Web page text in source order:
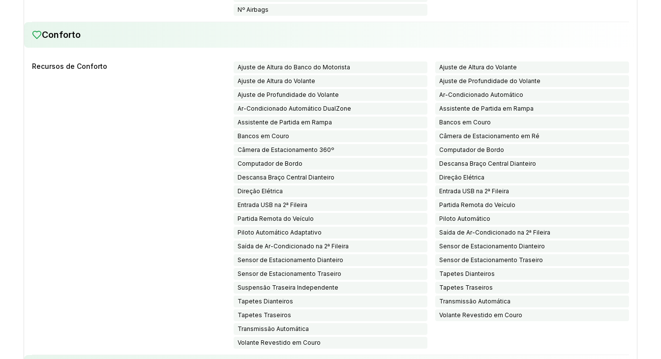
Nº Airbags
Conforto
Recursos de Conforto
Ajuste de Altura do Banco do Motorista
Ajuste de Altura do Volante
Ajuste de Profundidade do Volante
Ar-Condicionado Automático DualZone
Assistente de Partida em Rampa
Bancos em Couro
Câmera de Estacionamento 360º
Computador de Bordo
Descansa Braço Central Dianteiro
Direção Elétrica
Entrada USB na 2ª Fileira
Partida Remota do Veículo
Piloto Automático Adaptativo
Saída de Ar-Condicionado na 2ª Fileira
Sensor de Estacionamento Dianteiro
Sensor de Estacionamento Traseiro
Suspensão Traseira Independente
Tapetes Dianteiros
Tapetes Traseiros
Transmissão Automática
Volante Revestido em Couro
Ajuste de Altura do Volante
Ajuste de Profundidade do Volante
Ar-Condicionado Automático
Assistente de Partida em Rampa
Bancos em Couro
Câmera de Estacionamento em Ré
Computador de Bordo
Descansa Braço Central Dianteiro
Direção Elétrica
Entrada USB na 2ª Fileira
Partida Remota do Veículo
Piloto Automático
Saída de Ar-Condicionado na 2ª Fileira
Sensor de Estacionamento Dianteiro
Sensor de Estacionamento Traseiro
Tapetes Dianteiros
Tapetes Traseiros
Transmissão Automática
Volante Revestido em Couro